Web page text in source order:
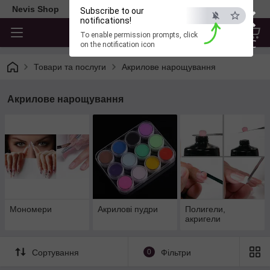
×
ESC
Subscribe to our
notifications!
To enable permission prompts, click
on the notification icon
Nevis Shop
Товари та послуги Акрилове нарощування
Акрилове нарощування
Мономери Акрилові пудри
Полигели,
акригели
Сортування 0 Фільтри